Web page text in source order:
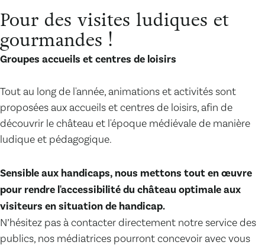
Pour des visites ludiques et
gourmandes !
Groupes accueils et centres de loisirs
Tout au long de l'année, animations et activités sont
proposées aux accueils et centres de loisirs, afin de
découvrir le château et l'époque médiévale de manière
ludique et pédagogique.
Sensible aux handicaps, nous mettons tout en œuvre
pour rendre l'accessibilité du château optimale aux
visiteurs en situation de handicap.
N’hésitez pas à contacter directement notre service des
publics, nos médiatrices pourront concevoir avec vous